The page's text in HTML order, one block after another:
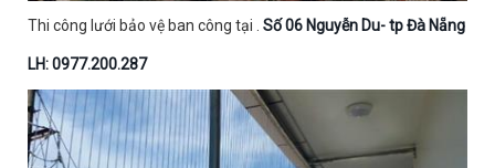
Thi công lưới bảo vệ ban công tại . Số 06 Nguyễn Du- tp Đà Nẵng
LH: 0977.200.287